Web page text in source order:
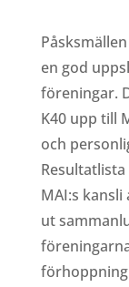
en god
föreningar.
K40 upp till
och
MAI:s
ut
förhoppning